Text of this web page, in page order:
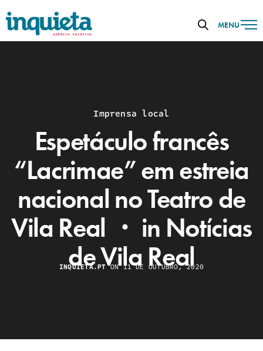
MENU
Imprensa local
Espetáculo francês
“Lacrimae” em estreia
nacional no Teatro de
Vila Real ・ in Notícias
de Vila Real
INQUIETA.PTON 11 DE OUTUBRO, 2020